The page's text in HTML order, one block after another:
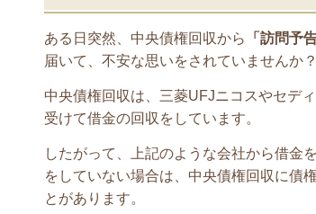
ある日突然、中央債権回収から 「訪問予
届いて、不安な思いをされていませんか？
中央債権回収は、三菱UFJニコスやセデ
受けて借金の回収をしています。
したがって、上記のような会社から借金
をしていない場合は、中央債権回収に債
とがあります。